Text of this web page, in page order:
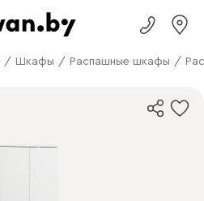
/ Шкафы / Распашные шкафы /